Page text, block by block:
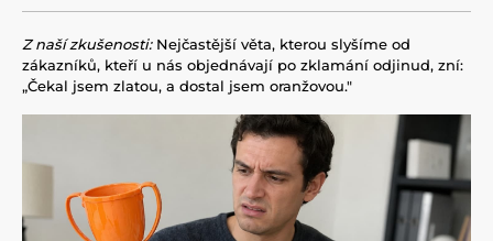
Z naší zkušenosti:Nejčastější věta, kterou slyšíme od
zákazníků, kteří u nás objednávají po zklamání odjinud, zní:
„Čekal jsem zlatou, a dostal jsem oranžovou."